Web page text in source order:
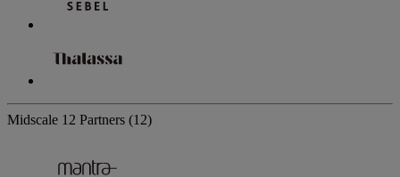
Midscale 12 Partners (12)